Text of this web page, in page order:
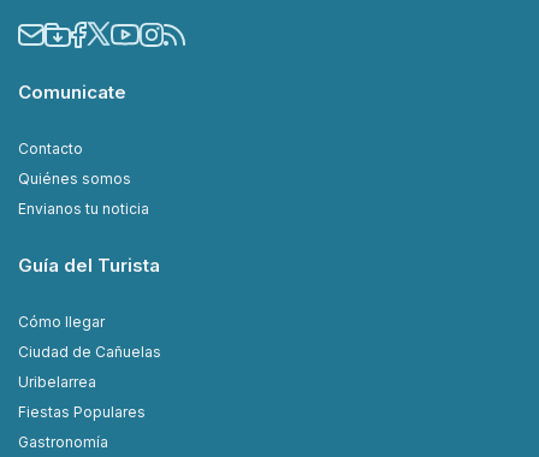
Comunicate
Contacto
Quiénes somos
Envianos tu noticia
Guía del Turista
Cómo llegar
Ciudad de Cañuelas
Uribelarrea
Fiestas Populares
Gastronomía